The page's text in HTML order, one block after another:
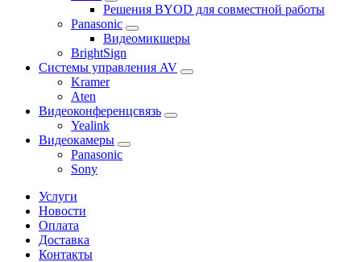
Решения BYOD для совместной работы
Panasonic
Видеомикшеры
BrightSign
Системы управления AV
Kramer
Aten
Видеоконференцсвязь
Yealink
Видеокамеры
Panasonic
Sony
Услуги
Новости
Оплата
Доставка
Контакты